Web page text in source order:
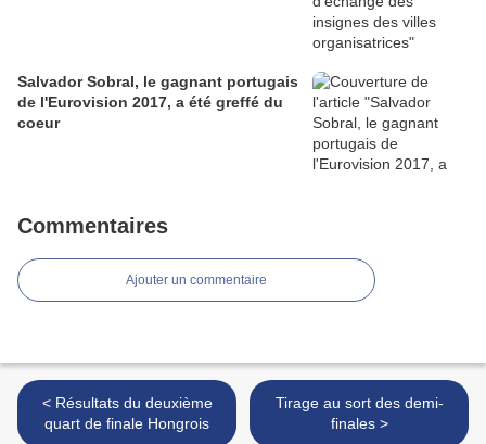
Salvador Sobral, le gagnant portugais
de l'Eurovision 2017, a été greffé du
coeur
Commentaires
Ajouter un commentaire
< Résultats du deuxième
quart de finale Hongrois
Tirage au sort des demi-
finales >